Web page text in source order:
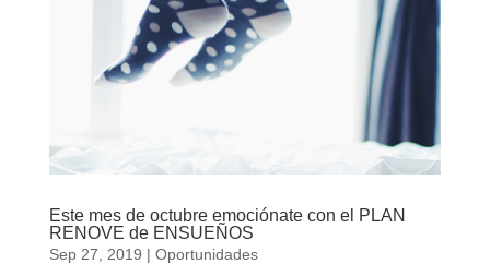
Este mes de octubre emociónate con el PLAN
RENOVE de ENSUEÑOS
Sep 27, 2019 | Oportunidades